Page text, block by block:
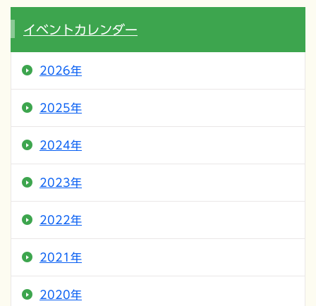
イベントカレンダー
2026年
2025年
2024年
2023年
2022年
2021年
2020年